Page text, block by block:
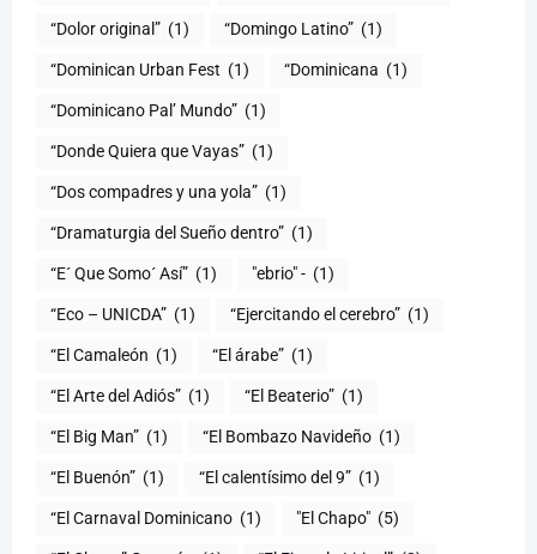
“Dolor original” (1) “Domingo Latino” (1)
“Dominican Urban Fest (1) “Dominicana (1)
“Dominicano Pal’ Mundo” (1)
“Donde Quiera que Vayas” (1)
“Dos compadres y una yola” (1)
“Dramaturgia del Sueño dentro” (1)
“E´ Que Somo´ Así” (1) "ebrio" - (1)
“Eco – UNICDA” (1) “Ejercitando el cerebro” (1)
“El Camaleón (1) “El árabe” (1)
“El Arte del Adiós” (1) “El Beaterio” (1)
“El Big Man” (1) “El Bombazo Navideño (1)
“El Buenón” (1) “El calentísimo del 9” (1)
“El Carnaval Dominicano (1) "El Chapo" (5)